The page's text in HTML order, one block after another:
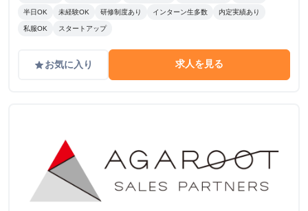
半日OK 未経験OK 研修制度あり インターン生多数 内定実績あり
私服OK スタートアップ
gradeお気に入り 求人を見る